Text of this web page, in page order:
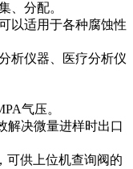
、分配。
以适用于各种腐蚀性
析仪器、医疗分析仪
气压。
解决微量进样时出口
可供上位机查询阀的